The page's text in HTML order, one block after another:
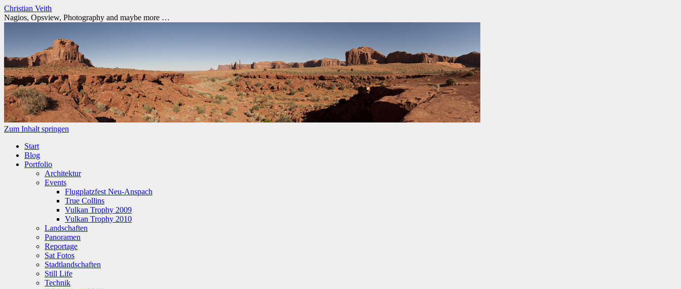
Christian Veith
Nagios, Opsview, Photography and maybe more …
Zum Inhalt springen
Start
Blog
Portfolio
Architektur
Events
Flugplatzfest Neu-Anspach
True Collins
Vulkan Trophy 2009
Vulkan Trophy 2010
Landschaften
Panoramen
Reportage
Sat Fotos
Stadtlandschaften
Still Life
Technik